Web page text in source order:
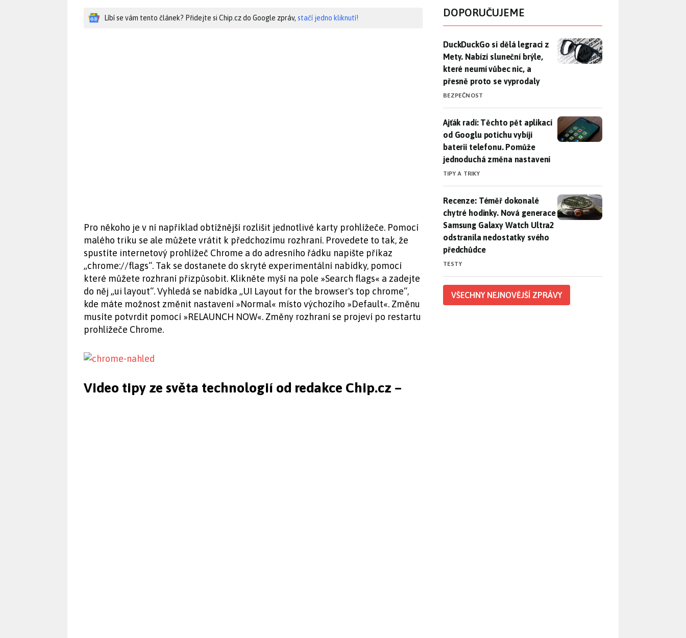
Líbí se vám tento článek? Přidejte si Chip.cz do Google zpráv, stačí jedno kliknutí!
Pro někoho je v ní například obtížnější rozlišit jednotlivé karty prohlížeče. Pomocí
malého triku se ale můžete vrátit k předchozímu rozhraní. Provedete to tak, že
spustíte internetový prohlížeč Chrome a do adresního řádku napište příkaz
„chrome://flags“. Tak se dostanete do skryté experimentální nabídky, pomocí
které můžete rozhraní přizpůsobit. Klikněte myší na pole »Search flags« a zadejte
do něj „ui layout“. Vyhledá se nabídka „UI Layout for the browser's top chrome“,
kde máte možnost změnit nastavení »Normal« místo výchozího »Default«. Změnu
musíte potvrdit pomocí »RELAUNCH NOW«. Změny rozhraní se projeví po restartu
prohlížeče Chrome.
Video tipy ze světa technologií od redakce Chip.cz –
DOPORUČUJEME
DuckDuckGo si dělá legraci z Mety. Nabízí sluneční brýle, které
DuckDuckGo si dělá legraci z
Mety. Nabízí sluneční brýle,
které neumí vůbec nic, a
přesně proto se vyprodaly
BEZPEČNOST
Ajťák radí: Těchto pět aplikací od Googlu potichu vybíjí baterii
Ajťák radí: Těchto pět aplikací
od Googlu potichu vybíjí
baterii telefonu. Pomůže
jednoduchá změna nastavení
TIPY A TRIKY
Recenze: Téměř dokonalé chytré hodinky. Nová generace
Recenze: Téměř dokonalé
chytré hodinky. Nová generace
Samsung Galaxy Watch Ultra2
odstranila nedostatky svého
předchůdce
TESTY
VŠECHNY NEJNOVĚJŠÍ ZPRÁVY